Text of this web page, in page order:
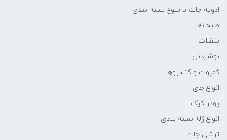
ادویه جات با تنوع بسته بندی
صبحانه
تنقلات
نوشیدنی
کمپوت و کنسروها
انواع چای
پودر کیک
انواع ژله بسته بندی
ترشی جات